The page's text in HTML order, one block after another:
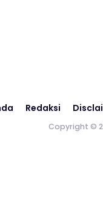
Redaksi
Copyright ©